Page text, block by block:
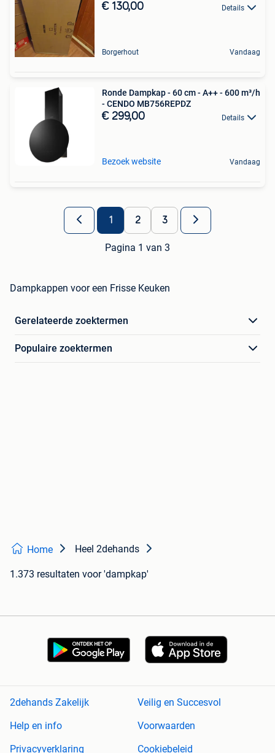
€ 130,00 Details
Borgerhout Vandaag
Ronde Dampkap - 60 cm - A++ - 600 m³/h
- CENDO MB756REPDZ
€ 299,00 Details
Bezoek website Vandaag
1 2 3
Pagina 1 van 3
Dampkappen voor een Frisse Keuken
Gerelateerde zoektermen
Populaire zoektermen
Home Heel 2dehands
1.373 resultaten voor 'dampkap'
2dehands Zakelijk
Veilig en Succesvol
Help en info
Voorwaarden
Privacyverklaring
Cookiebeleid